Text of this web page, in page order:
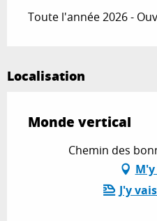
Toute l'année 2026 -
Localisation
Monde vertical
Chemin des
J'y